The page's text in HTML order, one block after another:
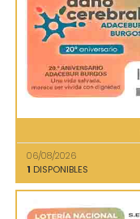
06/08/2026
1 DISPONIBLES